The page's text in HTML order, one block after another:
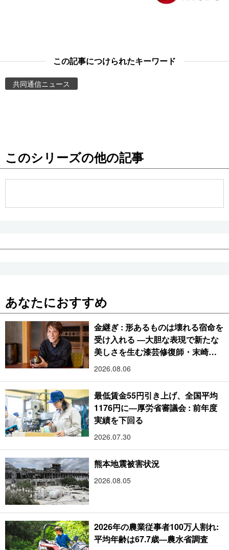
スポーツ・東京2020
Images
この記事につけられたキーワード
共同通信ニュース
このシリーズの他の記事
あなたにおすすめ
金継ぎ : 形あるものは壊れる宿命を
受け入れる ―大胆な表現で新たな
美しさを生む漆芸修復師・末崎広
樹
2026.08.06
最低賃金55円引き上げ、全国平均
1176円に―厚労省審議会 : 前年度
実績を下回る
2026.07.30
熊本地震被害状況
2026.08.05
2026年の農業従事者100万人割れ:
平均年齢は67.7歳―農水省調査